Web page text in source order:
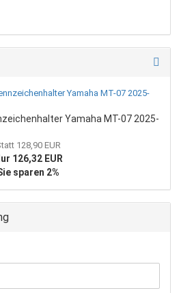
Yamaha MT-07 2025-
128,90 EUR
126,32 EUR
sparen 2%